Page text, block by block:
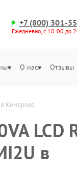
+7 (800) 301-
Ежедневно, с 10:00 до
О нас Отзывы
в Кемерово
LCD
в